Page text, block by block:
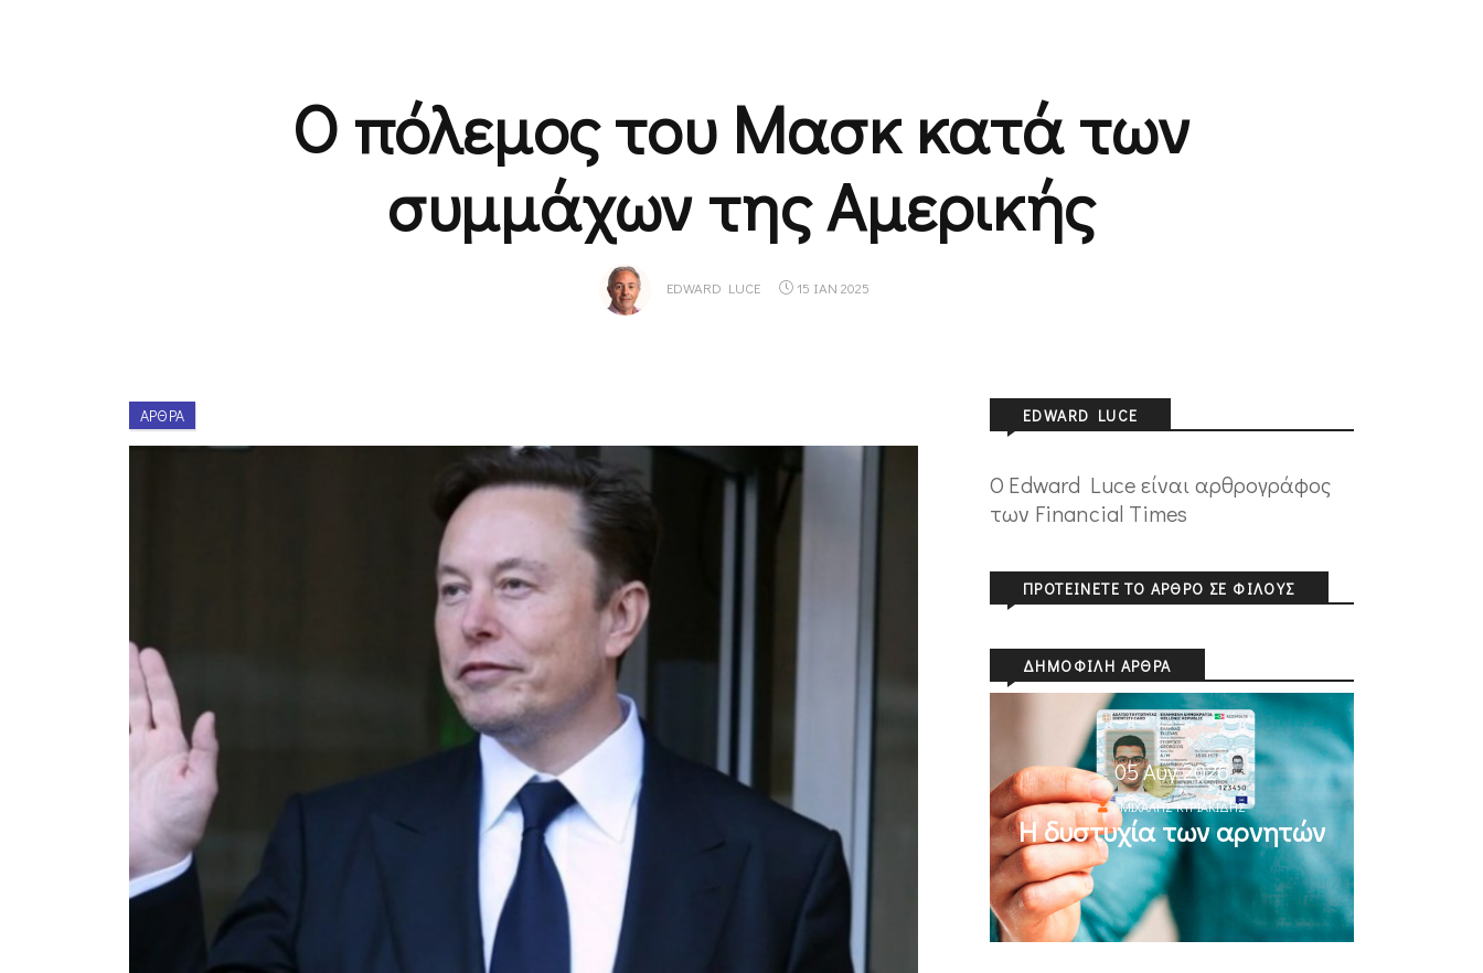
O πόλεμος του Μασκ κατά των
συμμάχων της Αμερικής
EDWARD LUCE 15 ΙΑΝ 2025
ΆΡΘΡΑ EDWARD LUCE
Ο Edward Luce είναι αρθρογράφος
των Financial Times
ΠΡΟΤΕΊΝΕΤΕ ΤΟ ΆΡΘΡΟ ΣΕ ΦΊΛΟΥΣ
ΔΗΜΟΦΙΛΉ ΆΡΘΡΑ
05 Αυγ 2026
ΜΙΧΆΛΗΣ ΚΥΡΙΑΚΊΔΗΣ
Η δυστυχία των αρνητών